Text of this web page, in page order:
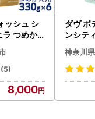
ッシュ シ
ラ つめか
日指定
送不可
(5)
8,000
ダヴ ボ
ンシテ
かえ用
定不可
神奈川